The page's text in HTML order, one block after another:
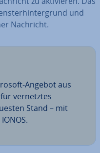
und
Nachricht.
Angebot aus
ver­netz­tes
Stand – mit